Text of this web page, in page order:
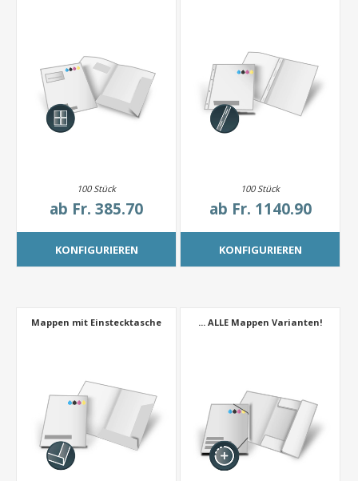
100 Stück
ab Fr. 385.70
KONFIGURIEREN
100 Stück
ab Fr. 1140.90
KONFIGURIEREN
Mappen mit Einstecktasche ... ALLE Mappen Varianten!